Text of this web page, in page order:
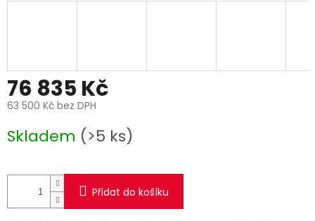
76 835 Kč
63 500 Kč bez DPH
cena:
Skladem (>5 ks)
Přidat do košíku